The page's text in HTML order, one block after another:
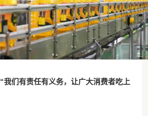
“我们有责任有义务，让广大消费者吃上